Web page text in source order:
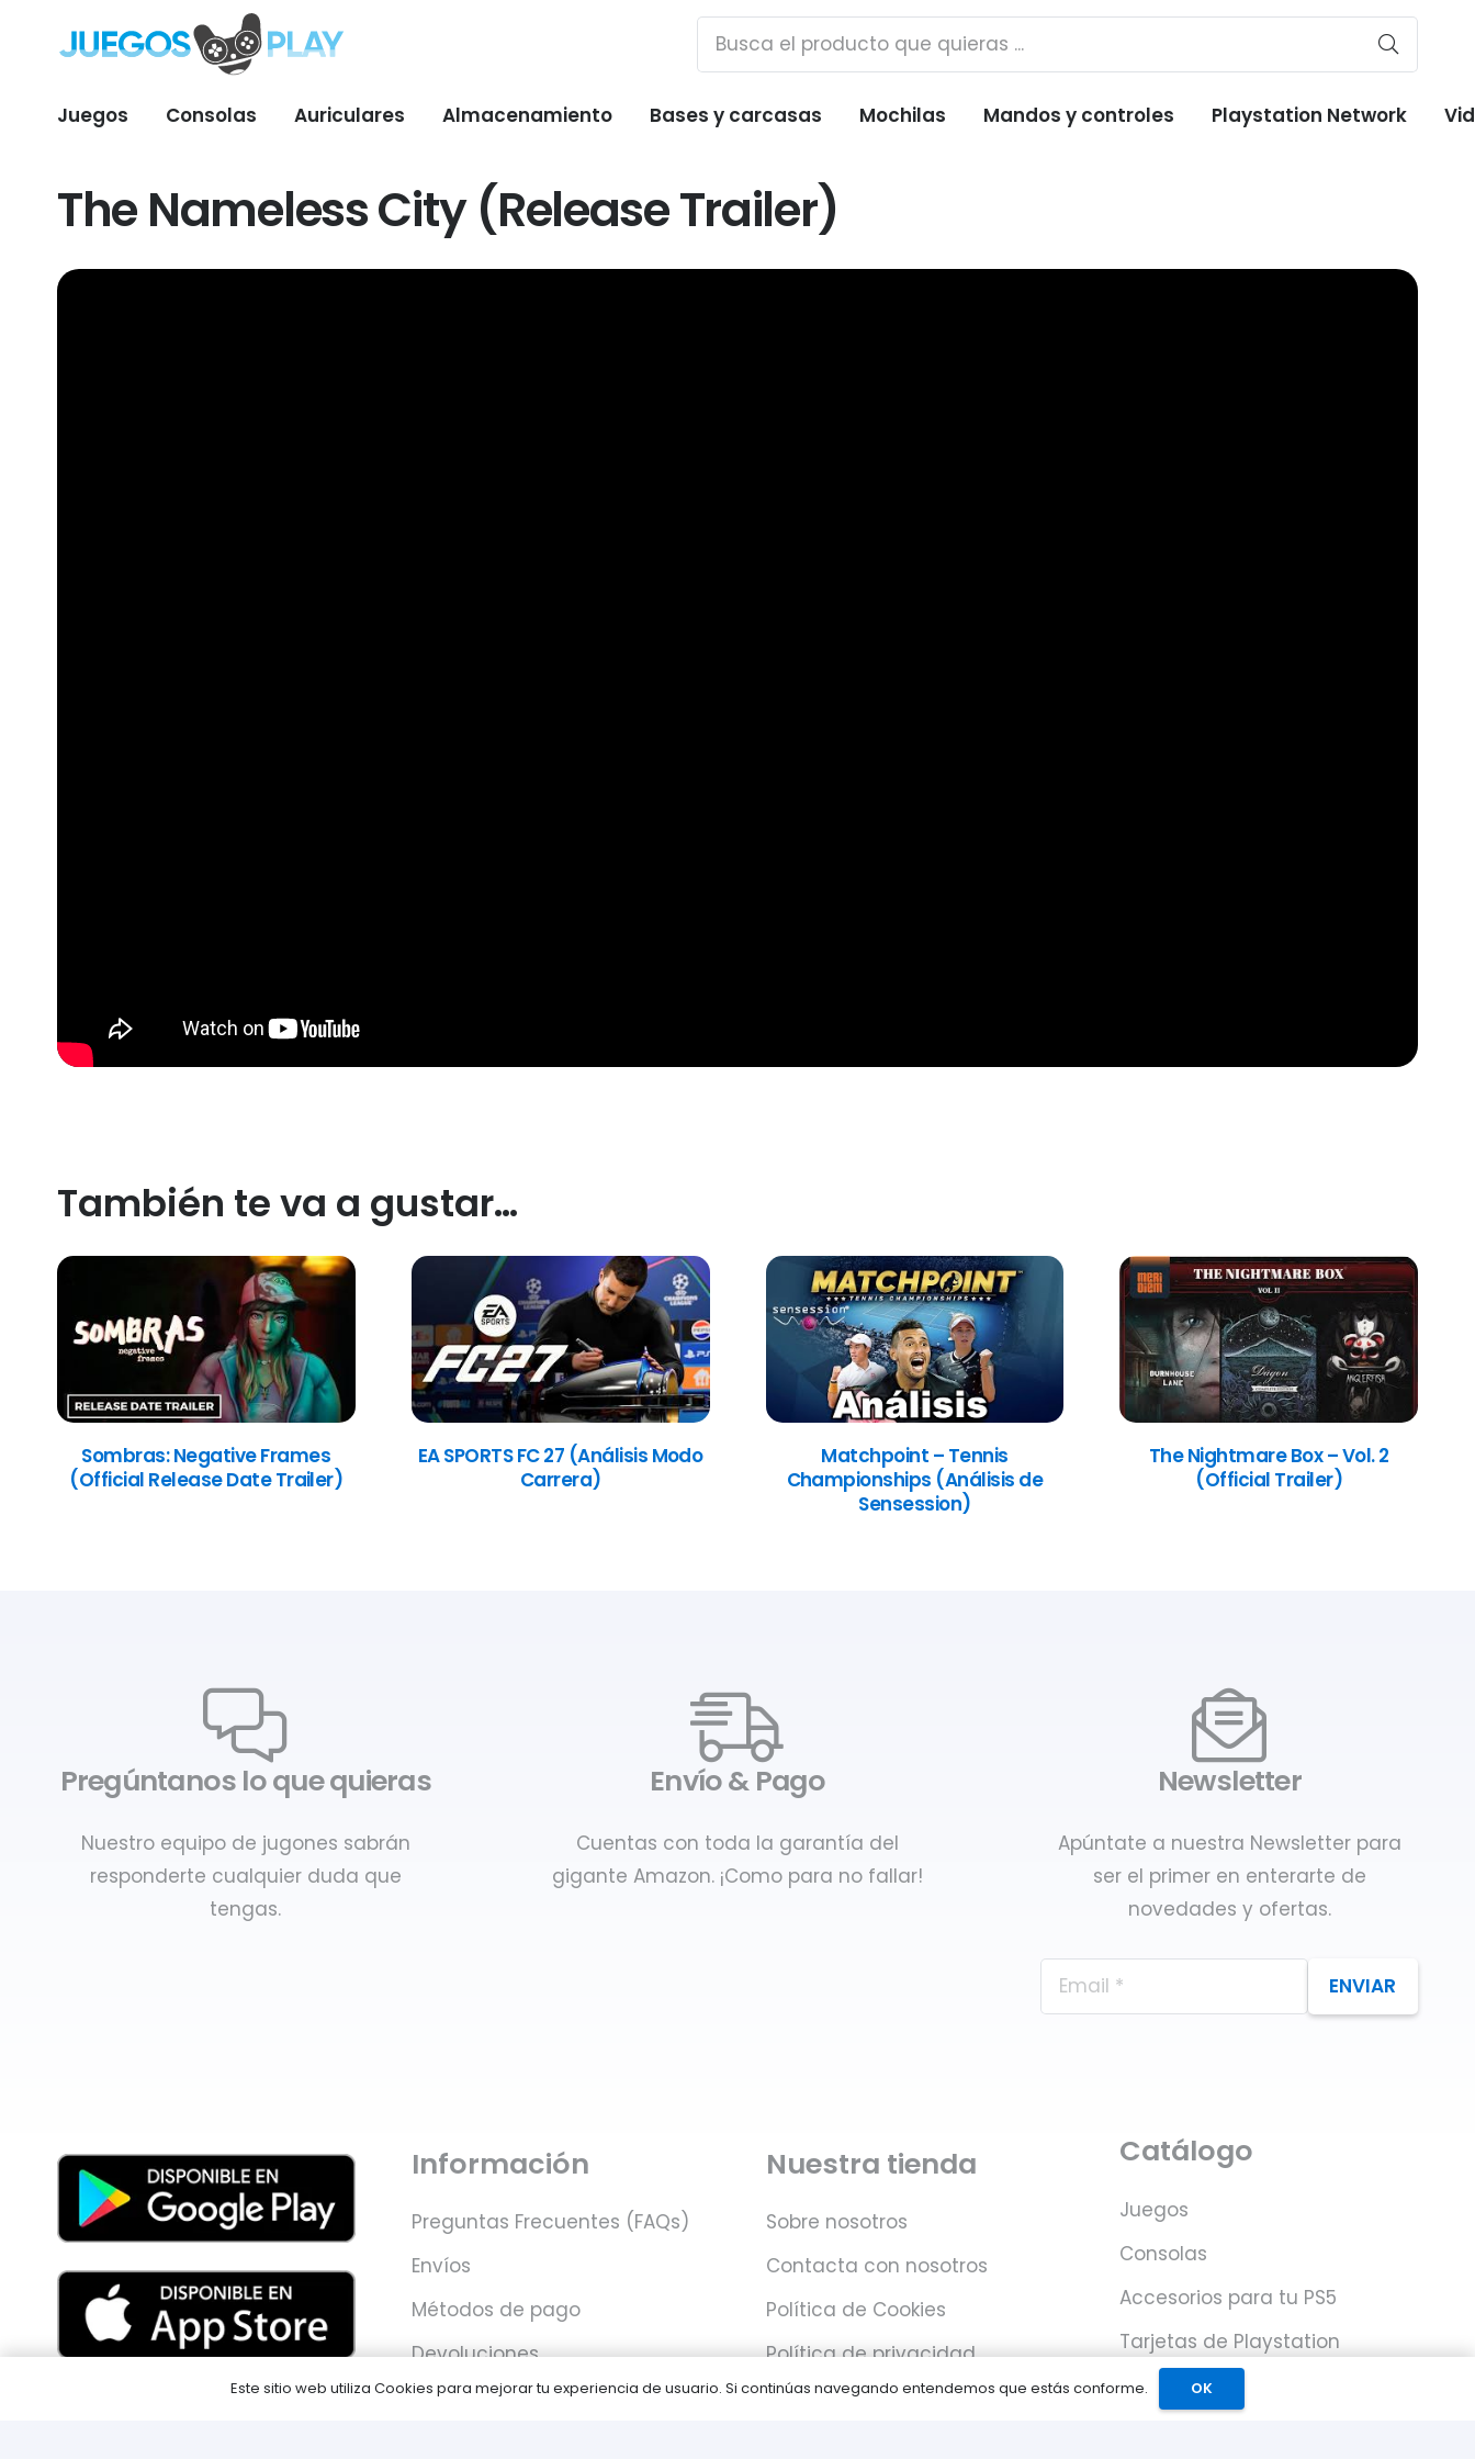
Juegos Consolas Auriculares Almacenamiento Bases y carcasas Mochilas Mandos y controles Playstation Network
The Nameless City (Release Trailer)
También te va a gustar…
Sombras: Negative Frames
(Official Release Date Trailer)
EA SPORTS FC 27 (Análisis Modo
Carrera)
Matchpoint – Tennis
Championships (Análisis de
Sensession)
The Nightmare Box – Vol. 2
(Official Trailer)
Pregúntanos lo que quieras
Nuestro equipo de jugones sabrán
responderte cualquier duda que
tengas.
Envío & Pago
Cuentas con toda la garantía del
gigante Amazon. ¡Como para no fallar!
Newsletter
Apúntate a nuestra Newsletter para
ser el primer en enterarte de
novedades y ofertas.
ENVIAR
Información
Preguntas Frecuentes (FAQs)
Envíos
Métodos de pago
Devoluciones
Nuestra tienda
Sobre nosotros
Contacta con nosotros
Política de Cookies
Política de privacidad
Catálogo
Juegos
Consolas
Accesorios para tu PS5
Tarjetas de Playstation
Network
Este sitio web utiliza Cookies para mejorar tu experiencia de usuario. Si continúas navegando entendemos que estás conforme. OK